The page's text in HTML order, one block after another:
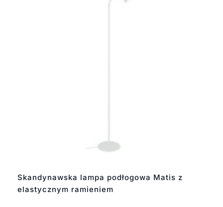
Skandynawska lampa podłogowa Matis z
elastycznym ramieniem